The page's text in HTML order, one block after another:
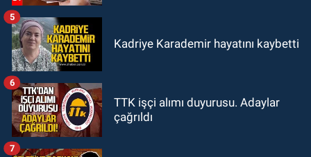
Kadriye Karademir hayatını kaybetti
5
TTK işçi alımı duyurusu. Adaylar
çağrıldı
6
7